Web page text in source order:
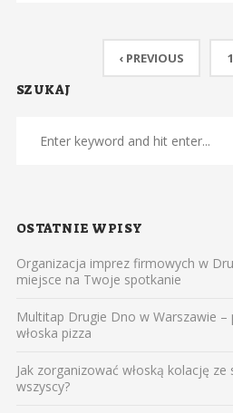
‹ PREVIOUS 1
SZUKAJ
OSTATNIE WPISY
Organizacja imprez firmowych w
miejsce na Twoje spotkanie
Multitap Drugie Dno w Warszawie
włoska pizza
Jak zorganizować włoską kolację
wszyscy?